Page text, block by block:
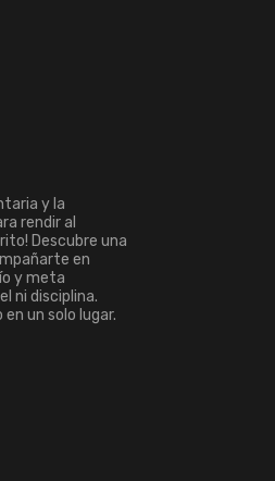
y la
rendir al
Descubre una
en
y meta
ni disciplina.
un solo lugar.